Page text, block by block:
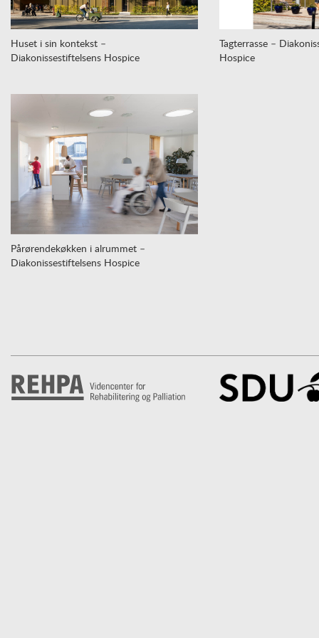
Huset i sin kontekst –
Diakonissestiftelsens Hospice
Tagterrasse –
Hospice
Pårørendekøkken i alrummet –
Diakonissestiftelsens Hospice